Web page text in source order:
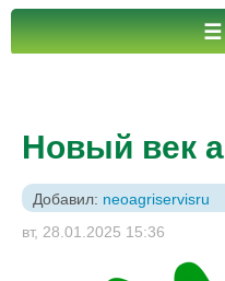
Главное меню ☰
Новый век
Добавил: neoagriservisru
вт, 28.01.2025 15:36